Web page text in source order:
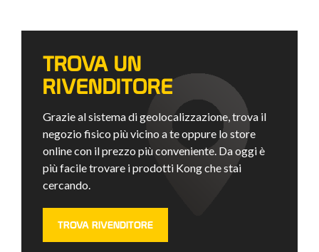
TROVA UN
RIVENDITORE
Grazie al sistema di geolocalizzazione, trova il
negozio fisico più vicino a te oppure lo store
online con il prezzo più conveniente. Da oggi è
più facile trovare i prodotti Kong che stai
cercando.
TROVA RIVENDITORE